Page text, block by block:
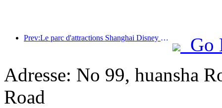
Prev:Le parc d'attractions Shanghai Disney Resort célèbre son 10e anniversaire et a accueilli à ce jour plus de 100 millions de visiteurs.
Go
Adresse: No 99, huansha
Road